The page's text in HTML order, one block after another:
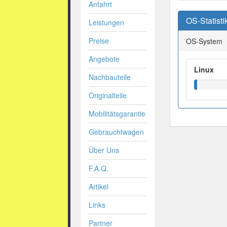
Anfahrt
Leistungen
Preise
Angebote
Nachbauteile
Originalteile
Mobilitätsgarantie
Gebrauchtwagen
Über Uns
F.A.Q.
Artikel
Links
Partner
OS-
OS-System
Linux